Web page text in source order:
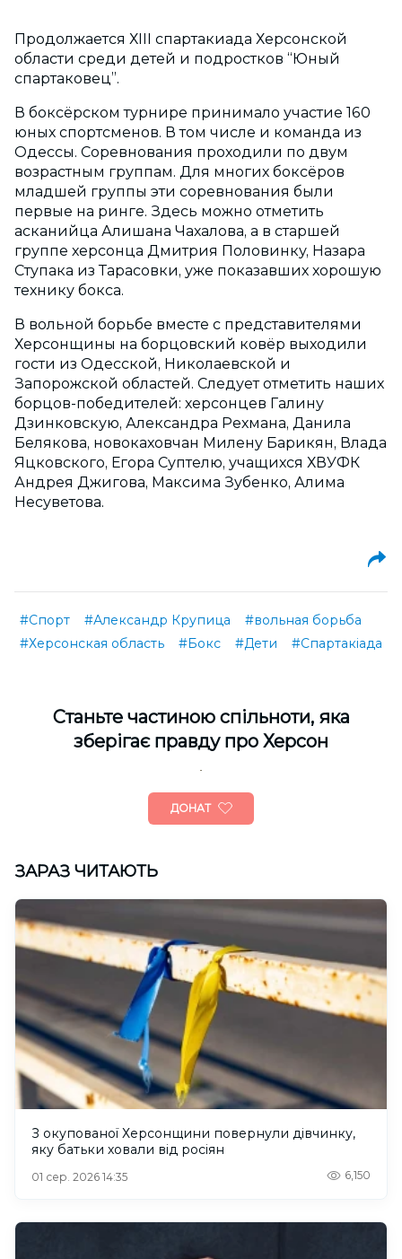
Продолжается ХІІІ спартакиада Херсонской
области среди детей и подростков “Юный
спартаковец”.
В боксёрском турнире принимало участие 160
юных спортсменов. В том числе и команда из
Одессы. Соревнования проходили по двум
возрастным группам. Для многих боксёров
младшей группы эти соревнования были
первые на ринге. Здесь можно отметить
асканийца Алишана Чахалова, а в старшей
группе херсонца Дмитрия Половинку, Назара
Ступака из Тарасовки, уже показавших хорошую
технику бокса.
В вольной борьбе вместе с представителями
Херсонщины на борцовский ковёр выходили
гости из Одесской, Николаевской и
Запорожской областей. Следует отметить наших
борцов-победителей: херсонцев Галину
Дзинковскую, Александра Рехмана, Данила
Белякова, новокаховчан Милену Барикян, Влада
Яцковского, Егора Суптелю, учащихся ХВУФК
Андрея Джигова, Максима Зубенко, Алима
Несуветова.
#Спорт #Александр Крупица
#вольная борьба
#Херсонская область
#Бокс #Дети #Спартакіада
Cтаньте частиною спільноти, яка
зберігає правду про Херсон
ДОНАТ
ЗАРАЗ ЧИТАЮТЬ
З окупованої Херсонщини повернули дівчинку,
яку батьки ховали від росіян
01 сер. 2026 14:35 6,150